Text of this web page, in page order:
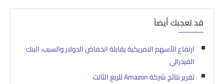
قد تعجبك أيضاً
ارتفاع الأسهم الامريكية يقابلة انخفاض الدولار والسبب، البنك
الفيدرالي
تقرير نتائج شركة Amazon للربع الثالث